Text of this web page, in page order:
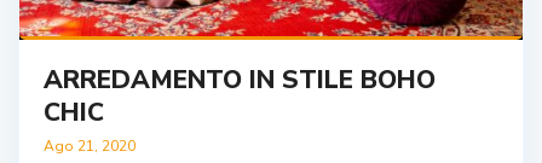
ARREDAMENTO IN STILE BOHO
CHIC
Ago 21, 2020